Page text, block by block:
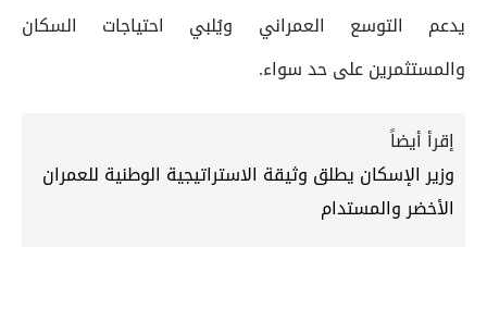
يدعم التوسع العمراني ويُلبي احتياجات السكان
والمستثمرين على حد سواء.
إقرأ أيضاً
وزير الإسكان يطلق وثيقة الاستراتيجية الوطنية للعمران
الأخضر والمستدام